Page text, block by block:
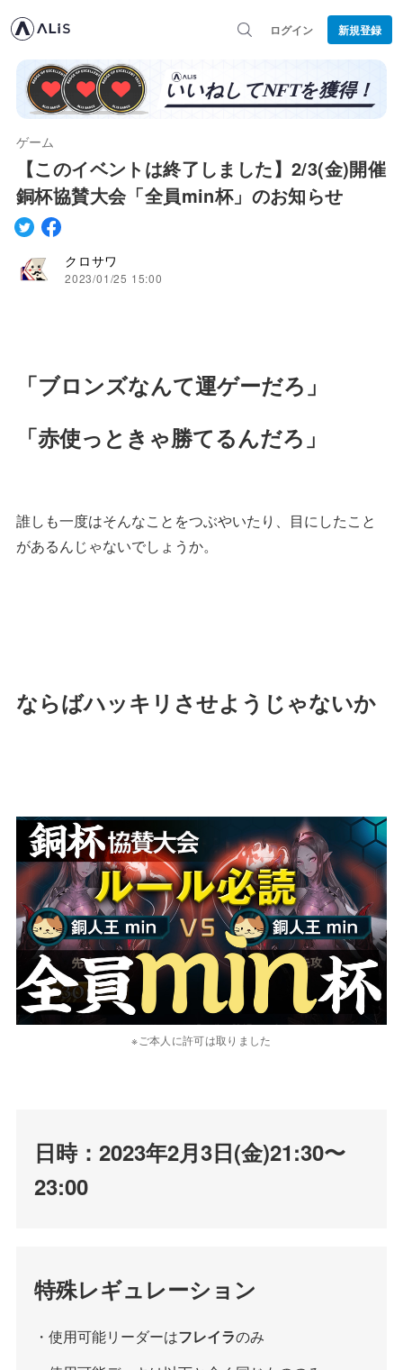
ログイン 新規登録
ゲーム
【このイベントは終了しました】2/3(金)開催
銅杯協賛大会「全員min杯」のお知らせ
クロサワ
2023/01/25 15:00
「ブロンズなんて運ゲーだろ」
「赤使っときゃ勝てるんだろ」
誰しも一度はそんなことをつぶやいたり、目にしたこと
があるんじゃないでしょうか。
ならばハッキリさせようじゃないか
※ご本人に許可は取りました
日時：2023年2月3日(金)21:30〜
23:00
特殊レギュレーション
・使用可能リーダーはフレイラのみ